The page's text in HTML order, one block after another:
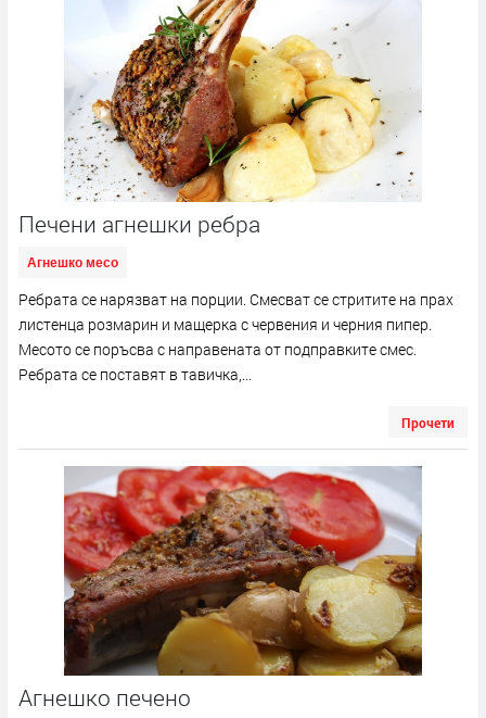
Печени агнешки ребра
Агнешко месо
Ребрата се нарязват на порции. Смесват се стритите на прах
листенца розмарин и мащерка с червения и черния пипер.
Месото се поръсва с направената от подправките смес.
Ребрата се поставят в тавичка,...
Прочети
Агнешко печено